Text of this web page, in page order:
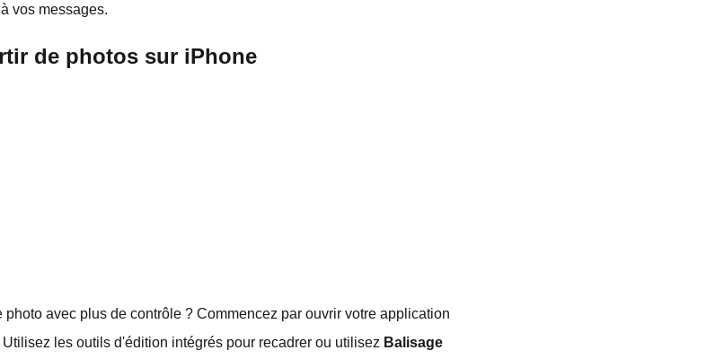
vos messages.
de photos sur iPhone
avec plus de contrôle ? Commencez par ouvrir votre application
les outils d'édition intégrés pour recadrer ou utilisez Balisage